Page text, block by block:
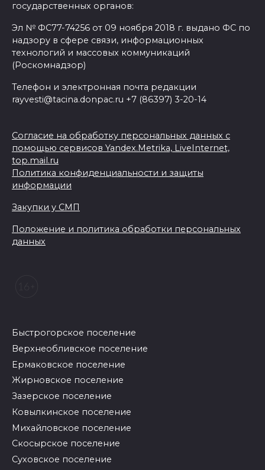
государственных органов:
Эл № ФС77-74256 от 09 ноября 2018 г. выдано ФС по
надзору в сфере связи, информационных
технологий и массовых коммуникаций
(Роскомнадзор)
Телефон и электронная почта редакции
rayvesti@tacina.donpac.ru +7 (86397) 3-20-14
Согласие на обработку персональных данных с
помощью сервисов Yandex.Metrika, LiveInternet,
top.mail.ru
Политика конфиденциальности и защиты
информации
Закупки у СМП
Положение и политика обработки персональных
данных
Быстрогорское поселение
Верхнеобливское поселение
Ермаковское поселение
Жирновское поселение
Зазерское поселение
Ковылкинское поселение
Михайловское поселение
Скосырское поселение
Суховское поселение